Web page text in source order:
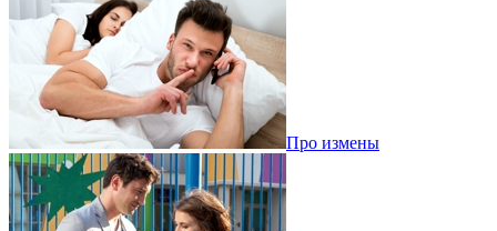
Про измены